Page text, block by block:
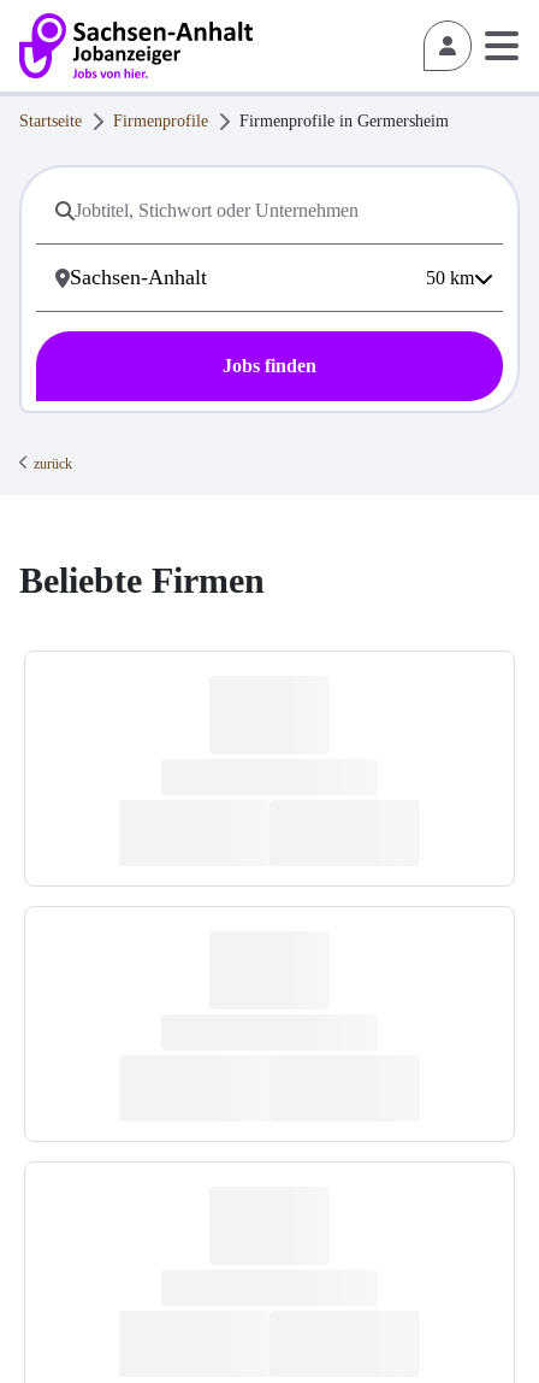
Startseite Firmenprofile Firmenprofile in Germersheim
50 km
Jobs finden
zurück
Beliebte Firmen